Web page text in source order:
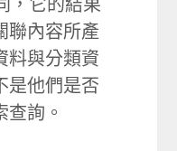
，它的結果
聯內容所產
料與分類資
是他們是否
查詢。